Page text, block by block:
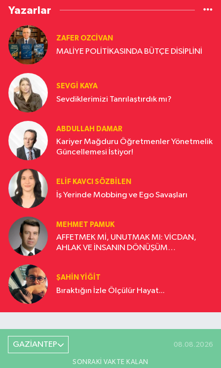
Yazarlar
ZAFER OZCIVAN
MALİYE POLİTİKASINDA BÜTÇE DİSİPLİNİ
SEVGI KAYA
Sevdiklerimizi Tanrılaştırdık mı?
ABDULLAH DAMAR
Kariyer Mağduru Öğretmenler Yönetmelik
Güncellemesi İstiyor!
ELIF KAVCI SÖZBILEN
İş Yerinde Mobbing ve Ego Savaşları
MEHMET PAMUK
AFFETMEK Mİ, UNUTMAK MI: VİCDAN,
AHLAK VE İNSANIN DÖNÜŞÜM
ŞAHIN YIĞIT
Bıraktığın İzle Ölçülür Hayat...
GAZİANTEP 08.08.2026
SONRAKI VAKTE KALAN